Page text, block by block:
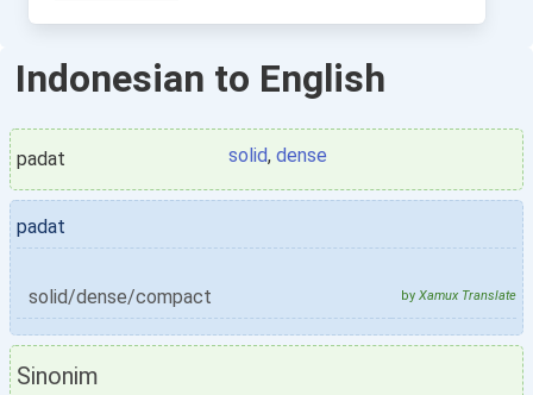
Indonesian to English
padat solid, dense
padat
solid/dense/compact by Xamux Translate
Sinonim